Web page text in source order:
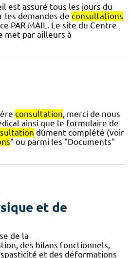
est assuré tous les jours du
les demandes de consultations
PAR MAIL. Le site du Centre
met par ailleurs à
consultation, merci de nous
ainsi que le formulaire de
dûment complété (voir
" ou parmi les "Documents"
et de
de la
des bilans fonctionnels,
et des déformations